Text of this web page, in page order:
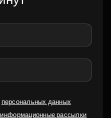
персональных данных
рассылки